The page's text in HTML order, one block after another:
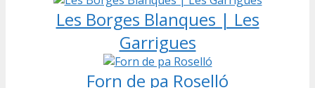
Les Borges Blanques | Les
Garrigues
Forn de pa Roselló